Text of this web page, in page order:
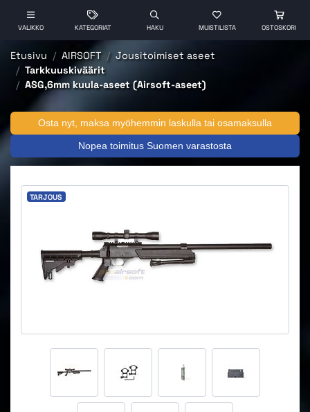
VALIKKO KATEGORIAT HAKU MUISTILISTA OSTOSKORI
Etusivu AIRSOFT
Jousitoimiset aseet
Tarkkuuskiväärit
ASG,6mm kuula-aseet (Airsoft-aseet)
Osta nyt, maksa myöhemmin laskulla tai osamaksulla
Nopea toimitus Suomen varastosta
TARJOUS